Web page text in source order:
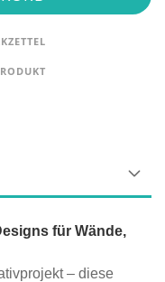
für Wände,
– diese